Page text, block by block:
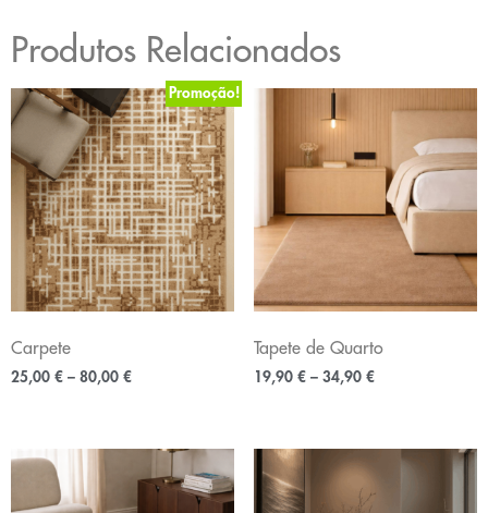
Produtos Relacionados
Promoção!
Carpete
25,00 € – 80,00 €
Tapete de Quarto
19,90 € – 34,90 €